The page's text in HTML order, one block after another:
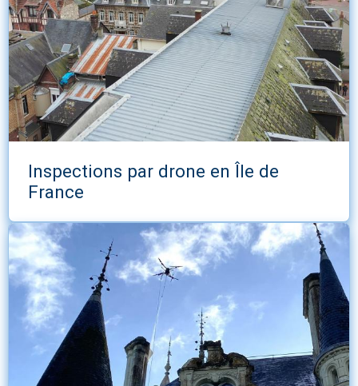
Inspections par drone en Île de
France